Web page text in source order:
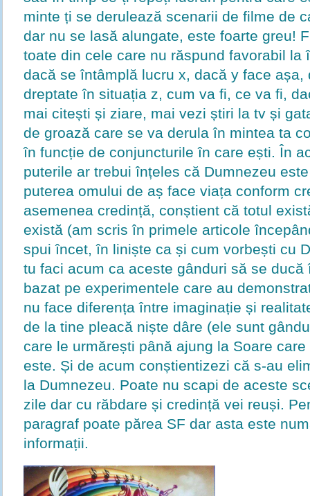
minte ți se derulează scenarii de filme de
dar nu se lasă alungate, este foarte greu!
toate din cele care nu răspund favorabil la
dacă se întâmplă lucru x, dacă y face așa,
dreptate în situația z, cum va fi, ce va fi,
mai citești și ziare, mai vezi știri la tv și
de groază care se va derula în mintea ta
în funcție de conjuncturile în care ești. În
puterile ar trebui înțeles că Dumnezeu
puterea omului de aș face viața conform
asemenea credință, conștient că totul
există (am scris în primele articole
spui încet, în liniște ca și cum vorbești cu
tu faci acum ca aceste gânduri să se ducă
bazat pe experimentele care au
nu face diferența între imaginație și
de la tine pleacă niște dâre (ele sunt
care le urmărești până ajung la Soare
este. Și de acum conștientizezi că s-au
la Dumnezeu. Poate nu scapi de aceste
zile dar cu răbdare și credință vei reuși.
paragraf poate părea SF dar asta este
informații.